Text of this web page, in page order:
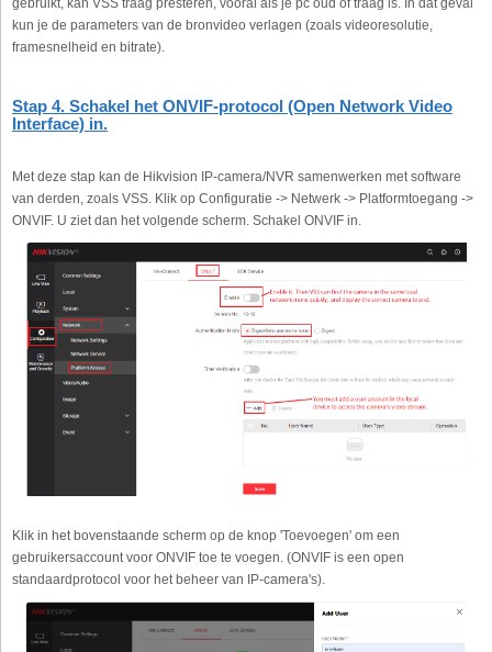
gebruikt, kan VSS traag presteren, vooral als je pc oud of traag is. In dat geval
kun je de parameters van de bronvideo verlagen (zoals videoresolutie,
framesnelheid en bitrate).
Stap 4. Schakel het ONVIF-protocol (Open Network Video
Interface) in.
Met deze stap kan de Hikvision IP-camera/NVR samenwerken met software
van derden, zoals VSS. Klik op Configuratie -> Netwerk -> Platformtoegang ->
ONVIF. U ziet dan het volgende scherm. Schakel ONVIF in.
Klik in het bovenstaande scherm op de knop 'Toevoegen' om een
gebruikersaccount voor ONVIF toe te voegen. (ONVIF is een open
standaardprotocol voor het beheer van IP-camera's).